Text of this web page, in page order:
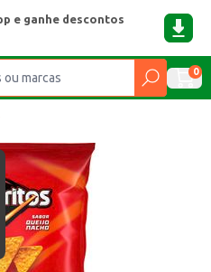
e ganhe descontos
0